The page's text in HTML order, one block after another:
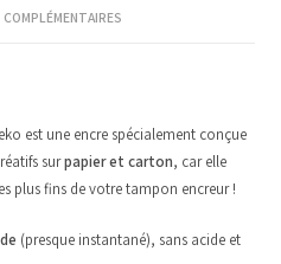
est une encre spécialement conçue
surpapier et carton, car elle
plus fins de votre tampon encreur !
(presque instantané), sans acide et